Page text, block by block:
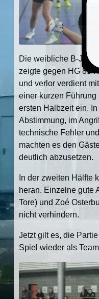
Die weibliche B-
zeigte gegen HG 85
und verlor verdient
einer kurzen Führung
ersten Halbzeit ein.
Abstimmung, im
technische Fehler
machten es den
deutlich abzusetzen.
In der zweiten Hälfte
heran. Einzelne gute
Tore) und Zoé
nicht verhindern.
Jetzt gilt es, die
Spiel wieder als